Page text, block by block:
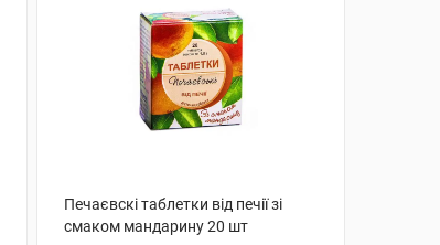
Печаєвскі таблетки від печії зі
смаком мандарину 20 шт